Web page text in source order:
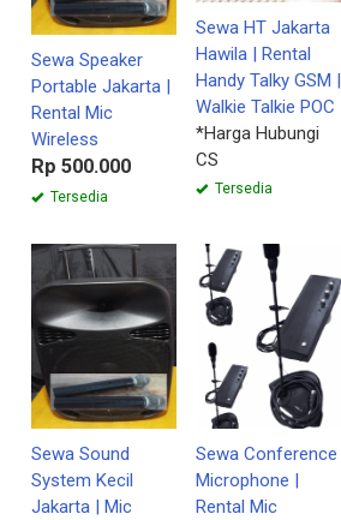
Sewa Speaker
Portable Jakarta |
Rental Mic
Wireless
Rp 500.000
Tersedia
Sewa HT Jakarta
Hawila | Rental
Handy Talky GSM |
Walkie Talkie POC
*Harga Hubungi
CS
Tersedia
Sewa Sound
System Kecil
Jakarta | Mic
Sewa Conference
Microphone |
Rental Mic